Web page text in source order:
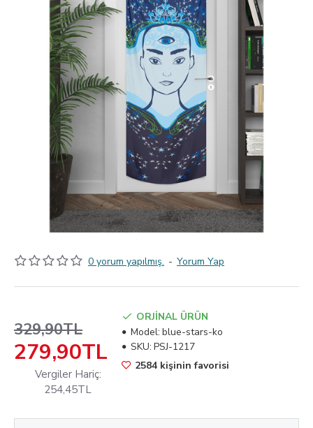
0 yorum yapılmış. - Yorum Yap
279,90TL
329,90TL
Vergiler Hariç:
254,45TL
ORJİNAL ÜRÜN
Model: blue-stars-ko
SKU: PSJ-1217
2584 kişinin favorisi